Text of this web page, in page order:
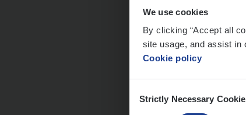
We use cookies
By clicking “Accept all
site usage, and assist in
Cookie policy
Selection
Strictly Necessary